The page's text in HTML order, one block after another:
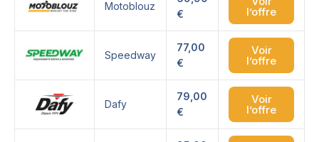
Motoblouz
€
l’offre
Speedway
77,00
€
Voir
l’offre
Dafy
79,00
€
Voir
l’offre